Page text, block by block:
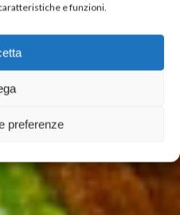
e funzioni.
preferenze
AND
safety
energy